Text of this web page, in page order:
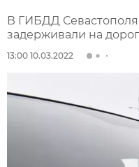
В ГИБДД Севастополя
задерживали на
13:00 10.03.2022